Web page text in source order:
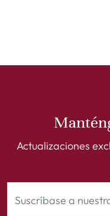
Actualizaciones